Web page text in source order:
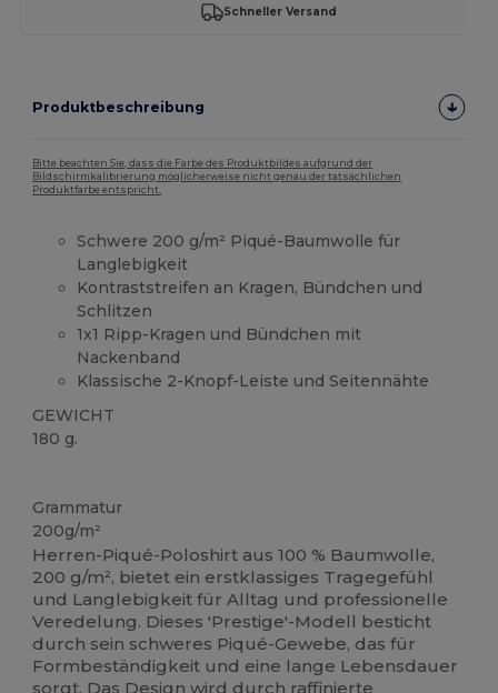
Schneller Versand
Produktbeschreibung
Bitte beachten Sie, dass die Farbe des Produktbildes aufgrund der
Bildschirmkalibrierung möglicherweise nicht genau der tatsächlichen
Produktfarbe entspricht.
Schwere 200 g/m² Piqué-Baumwolle für
Langlebigkeit
Kontraststreifen an Kragen, Bündchen und
Schlitzen
1x1 Ripp-Kragen und Bündchen mit
Nackenband
Klassische 2-Knopf-Leiste und Seitennähte
GEWICHT
180 g.
Grammatur
200g/m²
Herren-Piqué-Poloshirt aus 100 % Baumwolle,
200 g/m², bietet ein erstklassiges Tragegefühl
und Langlebigkeit für Alltag und professionelle
Veredelung. Dieses 'Prestige'-Modell besticht
durch sein schweres Piqué-Gewebe, das für
Formbeständigkeit und eine lange Lebensdauer
sorgt. Das Design wird durch raffinierte